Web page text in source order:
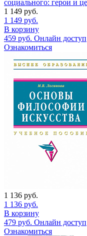
социального: герои и
1 149 руб.
1 149 руб.
В корзину
459 руб. Онлайн доступ
Ознакомиться
1 136 руб.
1 136 руб.
В корзину
479 руб. Онлайн доступ
Ознакомиться